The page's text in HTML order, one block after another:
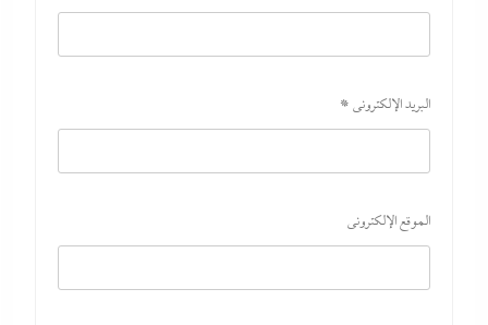
البريد الإلكتروني *
الموقع الإلكتروني